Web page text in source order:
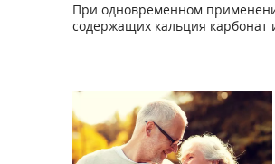
При одновременном
содержащих кальция карбонат